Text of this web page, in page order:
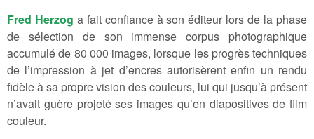
Fred Herzog a fait confiance à son éditeur lors de la phase
de sélection de son immense corpus photographique
accumulé de 80 000 images, lorsque les progrès techniques
de l’impression à jet d’encres autorisèrent enfin un rendu
fidèle à sa propre vision des couleurs, lui qui jusqu’à présent
n’avait guère projeté ses images qu’en diapositives de film
couleur.